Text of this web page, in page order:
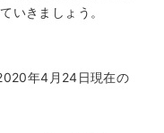
いきましょう。
年4月24日現在の